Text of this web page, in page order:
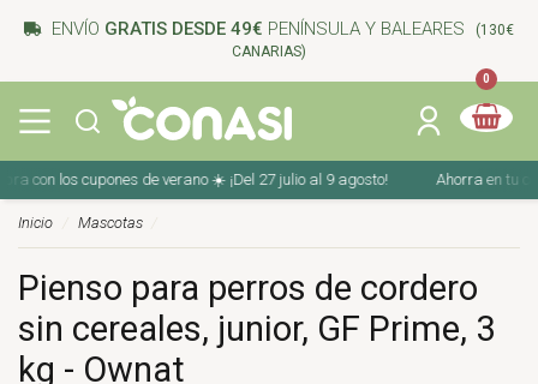
ENVÍO GRATIS DESDE 49€ PENÍNSULA Y BALEARES
(130€
CANARIAS)
0
los cupones de verano ☀️ ¡Del 27 julio al 9 agosto! Ahorra en tu
Inicio Mascotas
Pienso para perros de cordero
sin cereales, junior, GF Prime, 3
kg - Ownat